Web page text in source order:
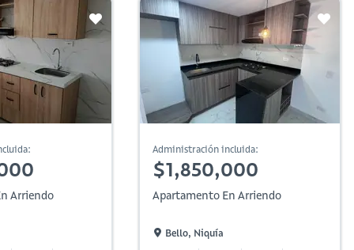
Arriendo
Administración incluida:
$1,850,000
Apartamento En Arriendo
Bello, Niquía